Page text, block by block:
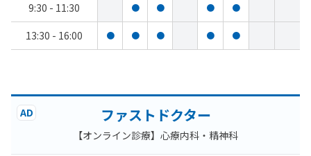
9:30 - 11:30 ● ● ● ●
13:30 - 16:00 ● ● ● ● ●
AD ファストドクター
【オンライン診療】心療内科・精神科